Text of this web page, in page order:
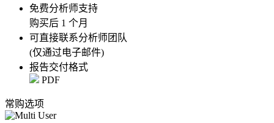
免费分析师支持
购买后 1 个月
可直接联系分析师团队
(仅通过电子邮件)
报告交付格式
PDF
常购选项